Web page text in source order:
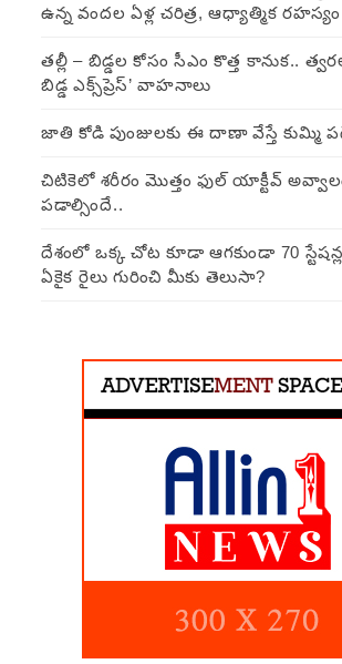
ఉన్న వందల ఏళ్ల చరిత్ర, ఆధ్యాత్మిక
తల్లీ – బిడ్డల కోసం సీఎం కొత్త కానుక..
బిడ్డ ఎక్స్‌ప్రెస్’ వాహనాలు
జాతి కోడి పుంజులకు ఈ దాణా వేస్తే కుమ్మి
చిటికెలో శరీరం మొత్తం ఫుల్ యాక్టీవ్
పడాల్సిందే..
దేశంలో ఒక్క చోట కూడా ఆగకుండా 70
ఏకైక రైలు గురించి మీకు తెలుసా?